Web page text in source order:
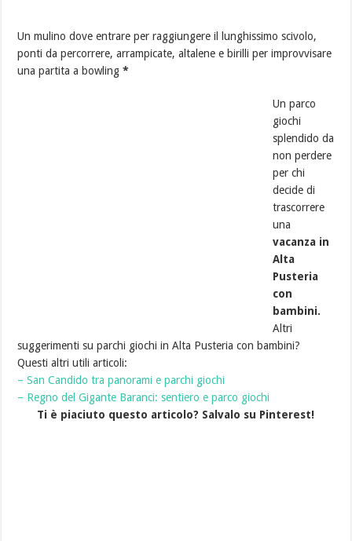
Un mulino dove entrare per raggiungere il lunghissimo scivolo,
ponti da percorrere, arrampicate, altalene e birilli per improvvisare
una partita a bowling*
Un parco
giochi
splendido da
non perdere
per chi
decide di
trascorrere
una
vacanza in
Alta
Pusteria
con
bambini.
Altri
suggerimenti su parchi giochi in Alta Pusteria con bambini?
Questi altri utili articoli:
– San Candido tra panorami e parchi giochi
– Regno del Gigante Baranci: sentiero e parco giochi
Ti è piaciuto questo articolo? Salvalo su Pinterest!